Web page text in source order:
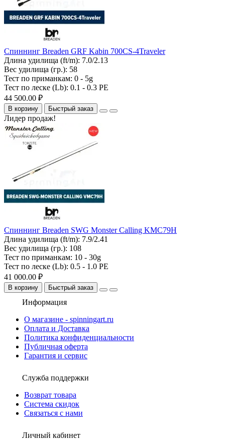
Спиннинг Breaden GRF Kabin 700CS-4Traveler
Длина удилища (ft/m): 7.0/2.13
Вес удилища (гр.): 58
Тест по приманкам: 0 - 5g
Тест по леске (Lb): 0.1 - 0.3 PE
44 500.00 ₽
В корзину Быстрый заказ
Лидер продаж!
Спиннинг Breaden SWG Monster Calling KMC79H
Длина удилища (ft/m): 7.9/2.41
Вес удилища (гр.): 108
Тест по приманкам: 10 - 30g
Тест по леске (Lb): 0.5 - 1.0 PE
41 000.00 ₽
В корзину Быстрый заказ
Информация
О магазине - spinningart.ru
Оплата и Доставка
Политика конфиденциальности
Публичная оферта
Гарантия и сервис
Служба поддержки
Возврат товара
Система скидок
Связаться с нами
Личный кабинет